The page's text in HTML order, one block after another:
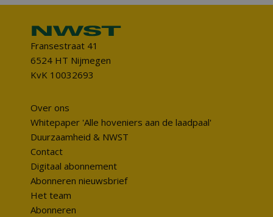
Fransestraat 41
6524 HT Nijmegen
KvK 10032693
Over ons
Whitepaper 'Alle hoveniers aan de laadpaal'
Duurzaamheid & NWST
Contact
Digitaal abonnement
Abonneren nieuwsbrief
Het team
Abonneren